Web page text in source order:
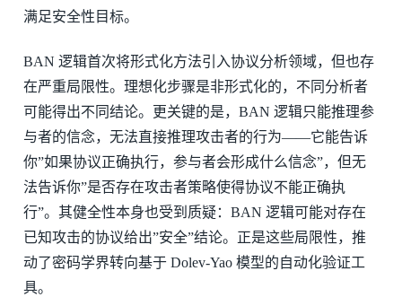
满足安全性目标。
BAN 逻辑首次将形式化方法引入协议分析领域，但也存
在严重局限性。理想化步骤是非形式化的，不同分析者
可能得出不同结论。更关键的是，BAN 逻辑只能推理参
与者的信念，无法直接推理攻击者的行为——它能告诉
你”如果协议正确执行，参与者会形成什么信念”，但无
法告诉你”是否存在攻击者策略使得协议不能正确执
行”。其健全性本身也受到质疑：BAN 逻辑可能对存在
已知攻击的协议给出”安全”结论。正是这些局限性，推
动了密码学界转向基于 Dolev-Yao 模型的自动化验证工
具。